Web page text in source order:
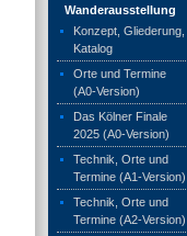
Wanderausstellung
Konzept, Gliederung,
Katalog
Orte und Termine
(A0-Version)
Das Kölner Finale
2025 (A0-Version)
Technik, Orte und
Termine (A1-Version)
Technik, Orte und
Termine (A2-Version)